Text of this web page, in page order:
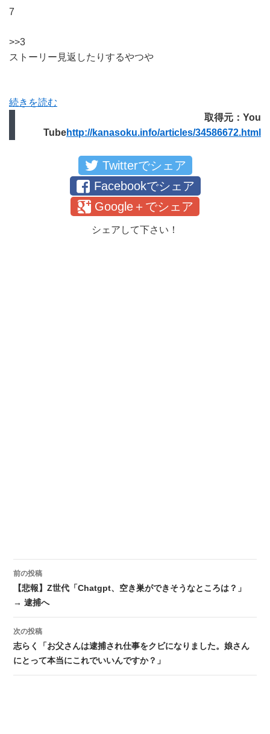
7
>>3
ストーリー見返したりするやつや
続きを読む
取得元：You
Tubehttp://kanasoku.info/articles/34586672.html
Twitterでシェア
Facebookでシェア
Google＋でシェア
シェアして下さい！
投稿ナビゲーション
前の投稿
【悲報】Z世代「Chatgpt、空き巣ができそうなところは？」
→ 逮捕へ
次の投稿
志らく「お父さんは逮捕され仕事をクビになりました。娘さん
にとって本当にこれでいいんですか？」